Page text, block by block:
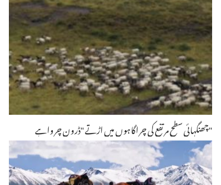
چھنگہائی سطح مرتفع کی چراگاہوں میں اڑتے "ڈرون چرواہے"